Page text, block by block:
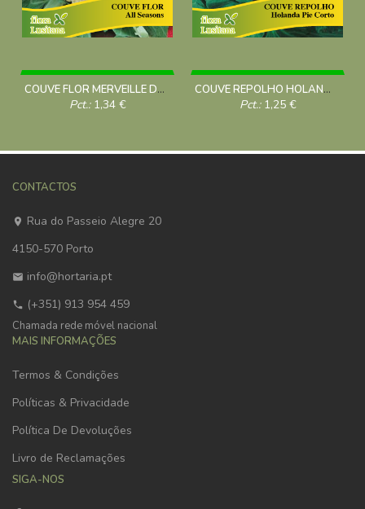
COUVE FLOR MERVEILLE DE TOUTES SAISONS 5g
Pct.: 1,34 €
COUVE REPOLHO HOLANDA PIE CORTO 10g
Pct.: 1,25 €
CONTACTOS
Rua do Passeio Alegre 20
4150-570 Porto
info@hortaria.pt
(+351) 913 954 459
Chamada rede móvel nacional
MAIS INFORMAÇÕES
Termos & Condições
Políticas & Privacidade
Política De Devoluções
Livro de Reclamações
SIGA-NOS